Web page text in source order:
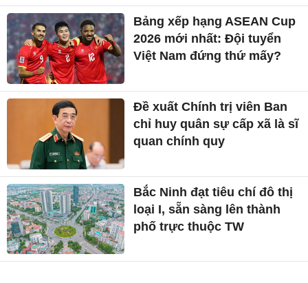
Bảng xếp hạng ASEAN Cup
2026 mới nhất: Đội tuyển
Việt Nam đứng thứ mấy?
Đề xuất Chính trị viên Ban
chỉ huy quân sự cấp xã là sĩ
quan chính quy
Bắc Ninh đạt tiêu chí đô thị
loại I, sẵn sàng lên thành
phố trực thuộc TW